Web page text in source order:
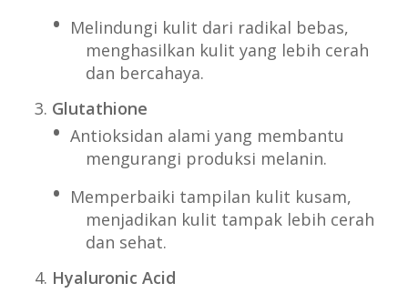
Melindungi kulit dari radikal bebas,
menghasilkan kulit yang lebih cerah
dan bercahaya.
Glutathione
Antioksidan alami yang membantu
mengurangi produksi melanin.
Memperbaiki tampilan kulit kusam,
menjadikan kulit tampak lebih cerah
dan sehat.
Hyaluronic Acid